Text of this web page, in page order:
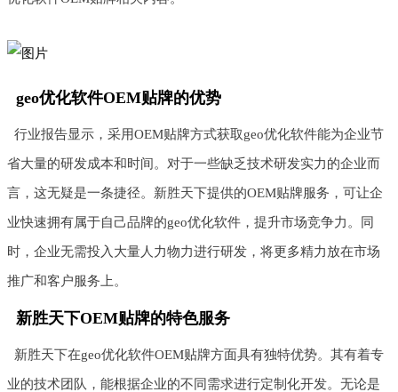
geo优化软件OEM贴牌的优势
行业报告显示，采用OEM贴牌方式获取geo优化软件能为企业节
省大量的研发成本和时间。对于一些缺乏技术研发实力的企业而
言，这无疑是一条捷径。新胜天下提供的OEM贴牌服务，可让企
业快速拥有属于自己品牌的geo优化软件，提升市场竞争力。同
时，企业无需投入大量人力物力进行研发，将更多精力放在市场
推广和客户服务上。
新胜天下OEM贴牌的特色服务
新胜天下在geo优化软件OEM贴牌方面具有独特优势。其有着专
业的技术团队，能根据企业的不同需求进行定制化开发。无论是